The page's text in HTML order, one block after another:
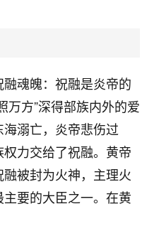
魂魄：祝融是炎帝的
万方”深得部族内外的爱
溺亡，炎帝悲伤过
力交给了祝融。黄帝
被封为火神，主理火
要的大臣之一。在黄
着侥幸心理，没想到老师看
年前的人事调整，拖到年
开年一上班，开会提拔升
所谓，主要是底薪加了
何，感恩感谢！🙏🏻
！，请客吗？�
32